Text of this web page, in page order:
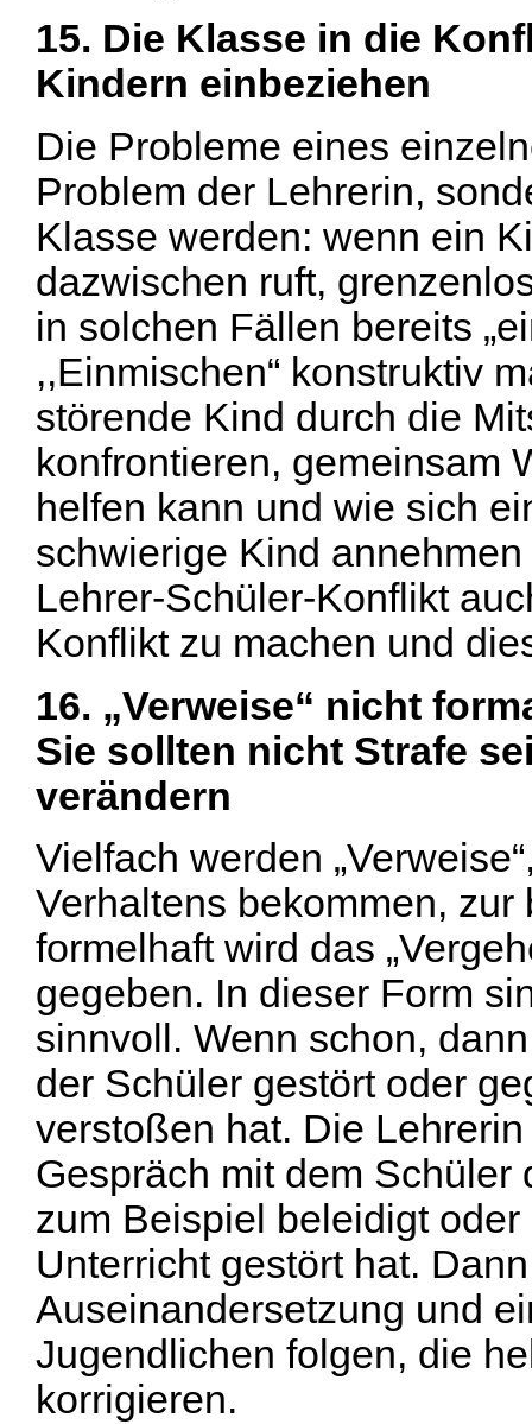
15. Die Klasse in die
Kindern einbeziehen
Die Probleme eines
Problem der Lehrerin,
Klasse werden: wenn ein
dazwischen ruft,
in solchen Fällen bereits
,,Einmischen“ konstruktiv
störende Kind durch die
konfrontieren, gemeinsam
helfen kann und wie sich
schwierige Kind
Lehrer-Schüler-Konflikt
Konflikt zu machen und
16. „Verweise“ nicht
Sie sollten nicht Strafe
verändern
Vielfach werden
Verhaltens bekommen,
formelhaft wird das
gegeben. In dieser Form
sinnvoll. Wenn schon,
der Schüler gestört oder
verstoßen hat. Die
Gespräch mit dem
zum Beispiel beleidigt
Unterricht gestört hat.
Auseinandersetzung und
Jugendlichen folgen, die
korrigieren.